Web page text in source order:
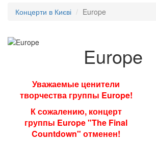
Концерти в Києві Europe
Europe
Уважаемые ценители
творчества группы Europe!
К сожалению, концерт
группы Europe "The Final
Countdown" отменен!